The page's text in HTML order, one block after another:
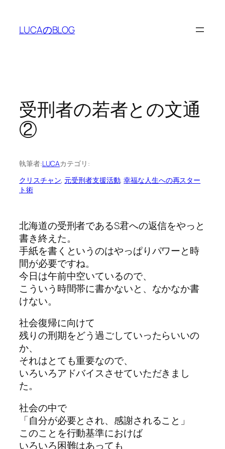
LUCAのBLOG
受刑者の若者との文通
②
執筆者:LUCAカテゴリ:
クリスチャン, 元受刑者支援活動, 幸福な人生への再スター
ト術
北海道の受刑者であるS君への返信をやっと
書き終えた。
手紙を書くというのはやっぱりパワーと時
間が必要ですね。
今日は午前中空いているので、
こういう時間帯に書かないと、なかなか書
けない。
社会復帰に向けて
残りの刑期をどう過ごしていったらいいの
か、
それはとても重要なので、
いろいろアドバイスさせていただきまし
た。
社会の中で
「自分が必要とされ、感謝されること」
このことを行動基準におけば
いろいろ困難はあっても